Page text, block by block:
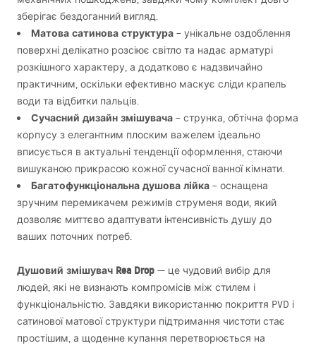
зберігає бездоганний вигляд.
Матова сатинова структура – унікальне оздоблення
поверхні делікатно розсіює світло та надає арматурі
розкішного характеру, а додатково є надзвичайно
практичним, оскільки ефективно маскує сліди крапель
води та відбитки пальців.
Сучасний дизайн змішувача – струнка, обтічна форма
корпусу з елегантним плоским важелем ідеально
вписується в актуальні тенденції оформлення, стаючи
вишуканою прикрасою кожної сучасної ванної кімнати.
Багатофункціональна душова лійка – оснащена
зручним перемикачем режимів струменя води, який
дозволяє миттєво адаптувати інтенсивність душу до
ваших поточних потреб.
Душовий змішувач Rea Drop — це чудовий вибір для
людей, які не визнають компромісів між стилем і
функціональністю. Завдяки використанню покриття PVD і
сатинової матової структури підтримання чистоти стає
простішим, а щоденне купання перетворюється на